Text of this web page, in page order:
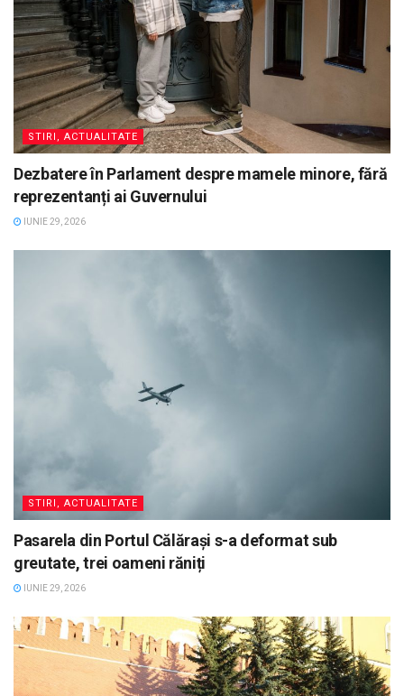
STIRI, ACTUALITATE
Dezbatere în Parlament despre mamele minore, fără
reprezentanți ai Guvernului
IUNIE 29, 2026
STIRI, ACTUALITATE
Pasarela din Portul Călărași s-a deformat sub
greutate, trei oameni răniți
IUNIE 29, 2026